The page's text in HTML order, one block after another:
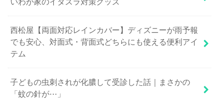
西松屋【両面対応レインカバー】ディズニーが雨予報
でも安心、対面式・背面式どちらにも使える便利アイ
テム
子どもの虫刺されが化膿して受診した話｜まさかの
「蚊の針が⋯」